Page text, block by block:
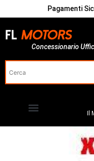
Pagamenti
Concessionario